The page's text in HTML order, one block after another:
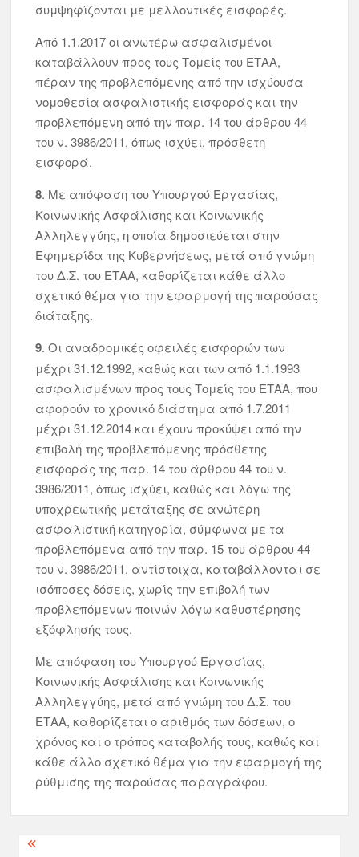
συμψηφίζονται με μελλοντικές εισφορές.
Από 1.1.2017 οι ανωτέρω ασφαλισμένοι
καταβάλλουν προς τους Τομείς του ΕΤΑΑ,
πέραν της προβλεπόμενης από την ισχύουσα
νομοθεσία ασφαλιστικής εισφοράς και την
προβλεπόμενη από την παρ. 14 του άρθρου 44
του ν. 3986/2011, όπως ισχύει, πρόσθετη
εισφορά.
8. Με απόφαση του Υπουργού Εργασίας,
Κοινωνικής Ασφάλισης και Κοινωνικής
Αλληλεγγύης, η οποία δημοσιεύεται στην
Εφημερίδα της Κυβερνήσεως, μετά από γνώμη
του Δ.Σ. του ΕΤΑΑ, καθορίζεται κάθε άλλο
σχετικό θέμα για την εφαρμογή της παρούσας
διάταξης.
9. Οι αναδρομικές οφειλές εισφορών των
μέχρι 31.12.1992, καθώς και των από 1.1.1993
ασφαλισμένων προς τους Τομείς του ΕΤΑΑ, που
αφορούν το χρονικό διάστημα από 1.7.2011
μέχρι 31.12.2014 και έχουν προκύψει από την
επιβολή της προβλεπόμενης πρόσθετης
εισφοράς της παρ. 14 του άρθρου 44 του ν.
3986/2011, όπως ισχύει, καθώς και λόγω της
υποχρεωτικής μετάταξης σε ανώτερη
ασφαλιστική κατηγορία, σύμφωνα με τα
προβλεπόμενα από την παρ. 15 του άρθρου 44
του ν. 3986/2011, αντίστοιχα, καταβάλλονται σε
ισόποσες δόσεις, χωρίς την επιβολή των
προβλεπόμενων ποινών λόγω καθυστέρησης
εξόφλησής τους.
Με απόφαση του Υπουργού Εργασίας,
Κοινωνικής Ασφάλισης και Κοινωνικής
Αλληλεγγύης, μετά από γνώμη του Δ.Σ. του
ΕΤΑΑ, καθορίζεται ο αριθμός των δόσεων, ο
χρόνος και ο τρόπος καταβολής τους, καθώς και
κάθε άλλο σχετικό θέμα για την εφαρμογή της
ρύθμισης της παρούσας παραγράφου.